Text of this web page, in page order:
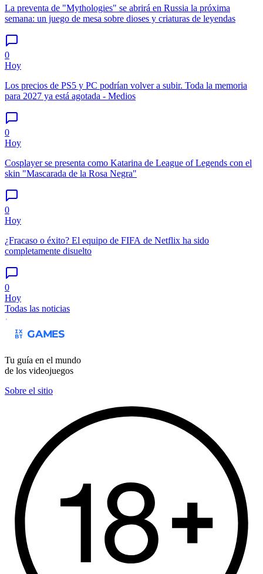
La preventa de "Mythologies" se abrirá en Russia la próxima
semana: un juego de mesa sobre dioses y criaturas de leyendas
0
Hoy
Los precios de PS5 y PC podrían volver a subir. Toda la memoria
para 2027 ya está agotada - Medios
0
Hoy
Cosplayer se presenta como Katarina de League of Legends con el
skin "Mascarada de la Rosa Negra"
0
Hoy
¿Fracaso o éxito? El equipo de FIFA de Netflix ha sido
completamente disuelto
0
Hoy
Todas las noticias
Tu guía en el mundo
de los videojuegos
Sobre el sitio